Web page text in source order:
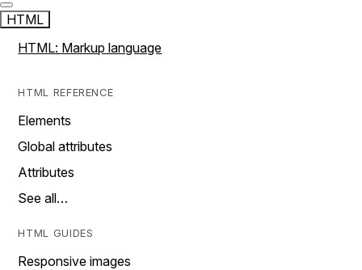
HTML
HTML: Markup language
HTML REFERENCE
Elements
Global attributes
Attributes
See all…
HTML GUIDES
Responsive images